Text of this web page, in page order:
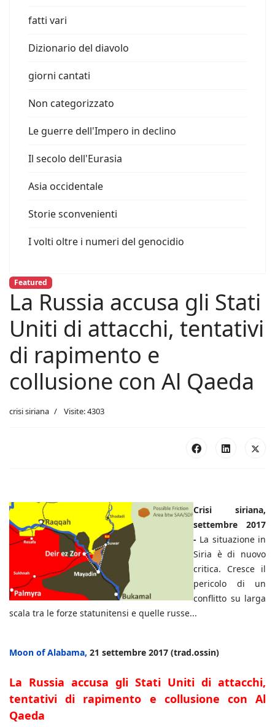
fatti vari
Dizionario del diavolo
giorni cantati
Non categorizzato
Le guerre dell'Impero in declino
Il secolo dell'Eurasia
Asia occidentale
Storie sconvenienti
I volti oltre i numeri del genocidio
Featured
La Russia accusa gli Stati
Uniti di attacchi, tentativi
di rapimento e
collusione con Al Qaeda
crisi siriana Visite: 4303
Crisi siriana,
settembre 2017
- La situazione in
Siria è di nuovo
critica. Cresce il
pericolo di un
conflitto su larga
scala tra le forze statunitensi e quelle russe...
Moon of Alabama, 21 settembre 2017 (trad.ossin)
La Russia accusa gli Stati Uniti di attacchi,
tentativi di rapimento e collusione con Al
Qaeda